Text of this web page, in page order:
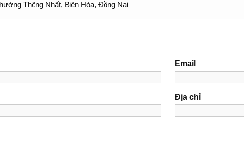
Thống Nhất, Biên Hòa, Đồng Nai
Email
Địa chỉ